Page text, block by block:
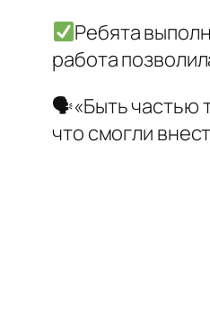
Ребята
работа
🗣«Быть частью
что смогли